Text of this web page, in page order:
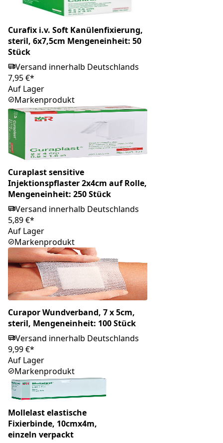
Curafix i.v. Soft Kanülenfixierung,
steril, 6x7,5cm Mengeneinheit: 50
Stück
Versand innerhalb Deutschlands
7,95 €*
Auf Lager
Markenprodukt
Curaplast sensitive
Injektionspflaster 2x4cm auf Rolle,
Mengeneinheit: 250 Stück
Versand innerhalb Deutschlands
5,89 €*
Auf Lager
Markenprodukt
Curapor Wundverband, 7 x 5cm,
steril, Mengeneinheit: 100 Stück
Versand innerhalb Deutschlands
9,99 €*
Auf Lager
Markenprodukt
Mollelast elastische
Fixierbinde, 10cmx4m,
einzeln verpackt